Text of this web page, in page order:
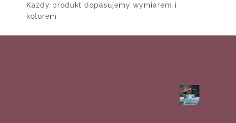
Każdy produkt dopasujemy wymiarem i
kolorem